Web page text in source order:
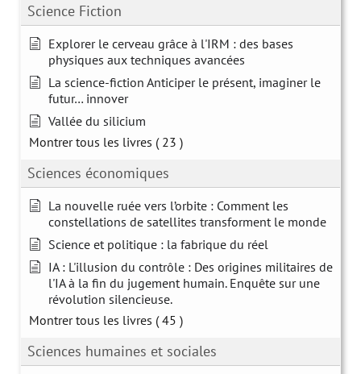
Science Fiction
Explorer le cerveau grâce à l'IRM : des bases
physiques aux techniques avancées
La science-fiction Anticiper le présent, imaginer le
futur… innover
Vallée du silicium
Montrer tous les livres ( 23 )
Sciences économiques
La nouvelle ruée vers l’orbite : Comment les
constellations de satellites transforment le monde
Science et politique : la fabrique du réel
IA : L'illusion du contrôle : Des origines militaires de
l'IA à la fin du jugement humain. Enquête sur une
révolution silencieuse.
Montrer tous les livres ( 45 )
Sciences humaines et sociales